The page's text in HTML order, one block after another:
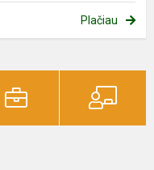
Plačiau